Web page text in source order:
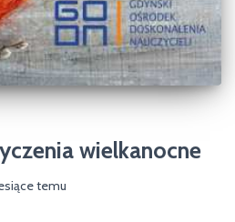
wielkanocne
temu